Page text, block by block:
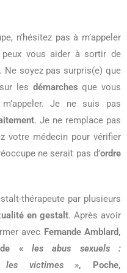
n’hésitez pas à m’appeler
vous aider à sortir de
soyez pas surpris(e) que
les démarches que vous
Je ne suis pas
. Je ne remplace pas
votre médecin pour vérifier
ne serait pas d’ordre
thérapeute par plusieurs
en gestalt. Après avoir
avec Fernande Amblard,
de « les abus sexuels :
les victimes », Poche,